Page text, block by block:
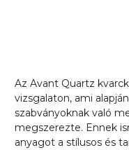
Az Avant Quartz
vizsgalaton, ami
szabványoknak való
megszerezte. Ennek
anyagot a stílusos és